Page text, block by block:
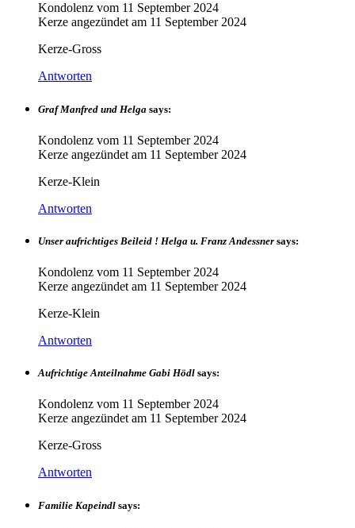
Kondolenz vom 11 September 2024
Kerze angezündet am 11 September 2024
Kerze-Gross
Antworten
Graf Manfred und Helga says:
Kondolenz vom 11 September 2024
Kerze angezündet am 11 September 2024
Kerze-Klein
Antworten
Unser aufrichtiges Beileid ! Helga u. Franz Andessner says:
Kondolenz vom 11 September 2024
Kerze angezündet am 11 September 2024
Kerze-Klein
Antworten
Aufrichtige Anteilnahme Gabi Hödl says:
Kondolenz vom 11 September 2024
Kerze angezündet am 11 September 2024
Kerze-Gross
Antworten
Familie Kapeindl says: